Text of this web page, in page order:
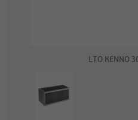
LTO KENNO